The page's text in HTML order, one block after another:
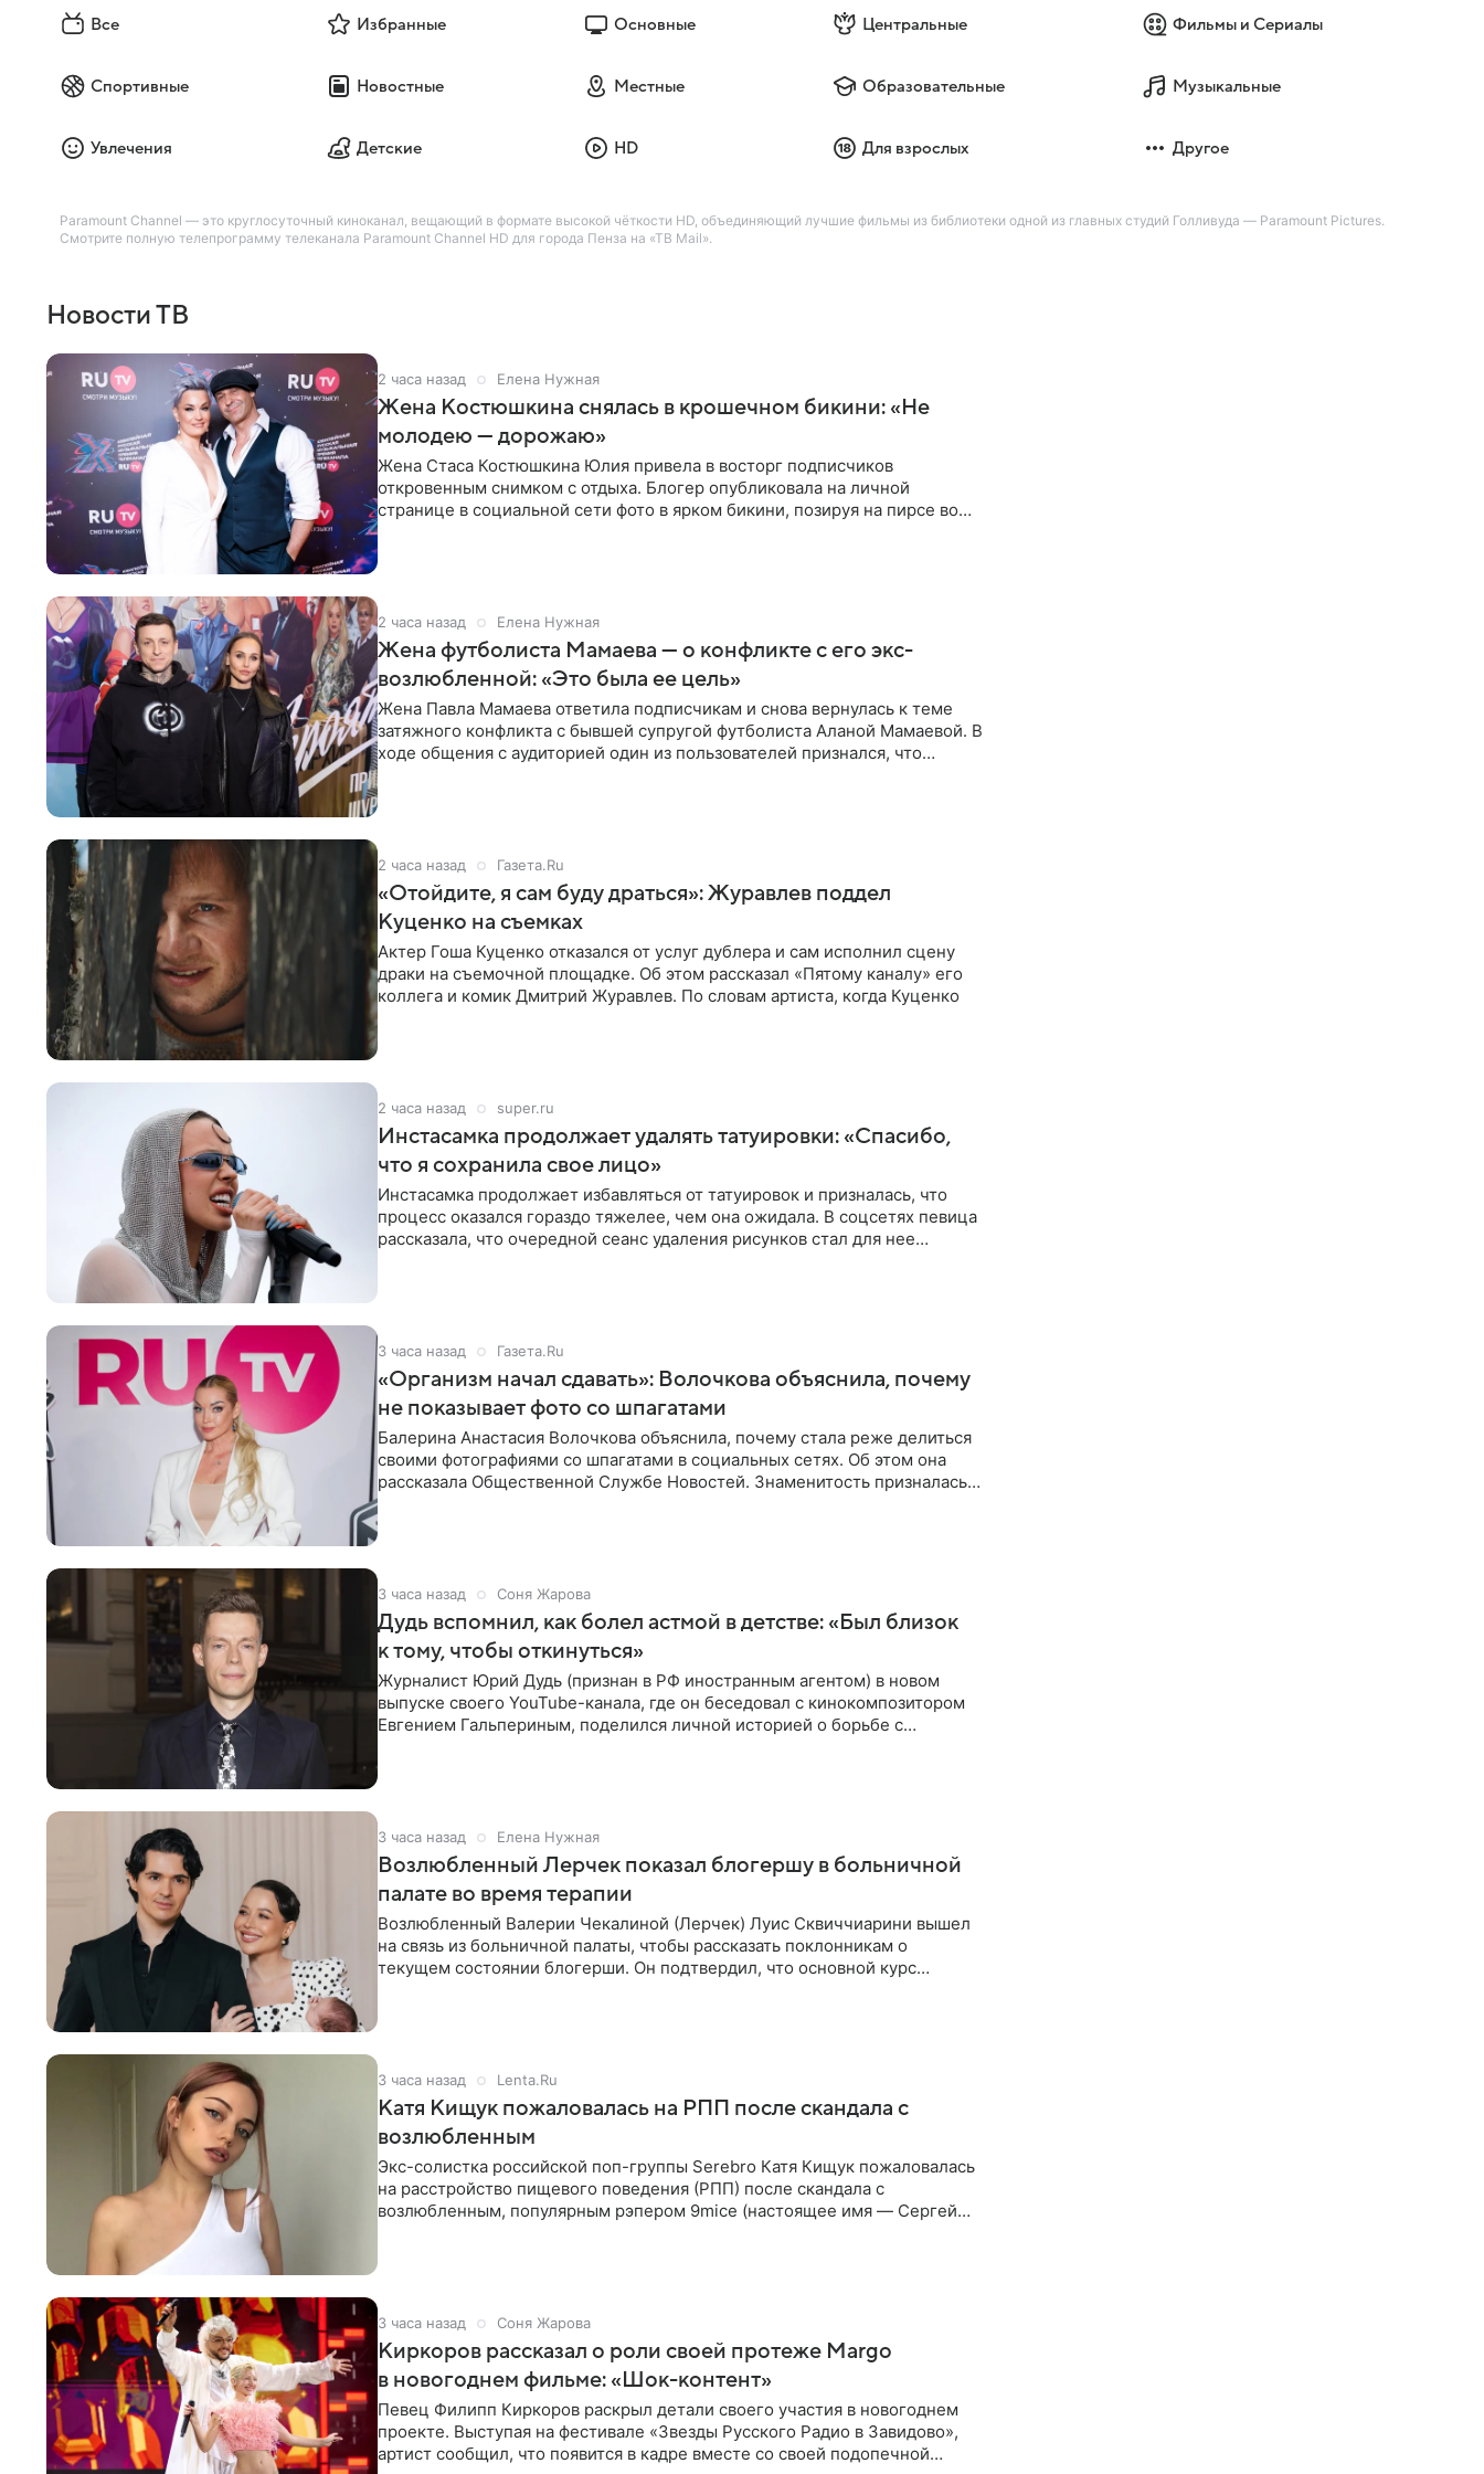
Все Избранные Основные Центральные Фильмы и Сериалы
Спортивные Новостные Местные Образовательные Музыкальные
Увлечения Детские HD Для взрослых Другое
Paramount Channel — это круглосуточный киноканал, вещающий в формате высокой чёткости HD, объединяющий лучшие фильмы из библиотеки одной из главных студий Голливуда — Paramount Pictures.
Смотрите полную телепрограмму телеканала Paramount Channel HD для города Пенза на «ТВ Mail».
Новости ТВ
2 часа назад Елена Нужная
Жена Костюшкина снялась в крошечном бикини: «Не
молодею — дорожаю»
Жена Стаса Костюшкина Юлия привела в восторг подписчиков
откровенным снимком с отдыха. Блогер опубликовала на личной
странице в социальной сети фото в ярком бикини, позируя на пирсе во
2 часа назад Елена Нужная
Жена футболиста Мамаева — о конфликте с его экс-
возлюбленной: «Это была ее цель»
Жена Павла Мамаева ответила подписчикам и снова вернулась к теме
затяжного конфликта с бывшей супругой футболиста Аланой Мамаевой. В
ходе общения с аудиторией один из пользователей признался, что
2 часа назад Газета.Ru
«Отойдите, я сам буду драться»: Журавлев поддел
Куценко на съемках
Актер Гоша Куценко отказался от услуг дублера и сам исполнил сцену
драки на съемочной площадке. Об этом рассказал «Пятому каналу» его
коллега и комик Дмитрий Журавлев. По словам артиста, когда Куценко
2 часа назад super.ru
Инстасамка продолжает удалять татуировки: «Спасибо,
что я сохранила свое лицо»
Инстасамка продолжает избавляться от татуировок и призналась, что
процесс оказался гораздо тяжелее, чем она ожидала. В соцсетях певица
рассказала, что очередной сеанс удаления рисунков стал для нее
3 часа назад Газета.Ru
«Организм начал сдавать»: Волочкова объяснила, почему
не показывает фото со шпагатами
Балерина Анастасия Волочкова объяснила, почему стала реже делиться
своими фотографиями со шпагатами в социальных сетях. Об этом она
рассказала Общественной Службе Новостей. Знаменитость призналась,
3 часа назад Соня Жарова
Дудь вспомнил, как болел астмой в детстве: «Был близок
к тому, чтобы откинуться»
Журналист Юрий Дудь (признан в РФ иностранным агентом) в новом
выпуске своего YouTube-канала, где он беседовал с кинокомпозитором
Евгением Гальпериным, поделился личной историей о борьбе с
3 часа назад Елена Нужная
Возлюбленный Лерчек показал блогершу в больничной
палате во время терапии
Возлюбленный Валерии Чекалиной (Лерчек) Луис Сквиччиарини вышел
на связь из больничной палаты, чтобы рассказать поклонникам о
текущем состоянии блогерши. Он подтвердил, что основной курс
3 часа назад Lenta.Ru
Катя Кищук пожаловалась на РПП после скандала с
возлюбленным
Экс-солистка российской поп-группы Serebro Катя Кищук пожаловалась
на расстройство пищевого поведения (РПП) после скандала с
возлюбленным, популярным рэпером 9mice (настоящее имя — Сергей
3 часа назад Соня Жарова
Киркоров рассказал о роли своей протеже Margo
в новогоднем фильме: «Шок-контент»
Певец Филипп Киркоров раскрыл детали своего участия в новогоднем
проекте. Выступая на фестивале «Звезды Русского Радио в Завидово»,
артист сообщил, что появится в кадре вместе со своей подопечной